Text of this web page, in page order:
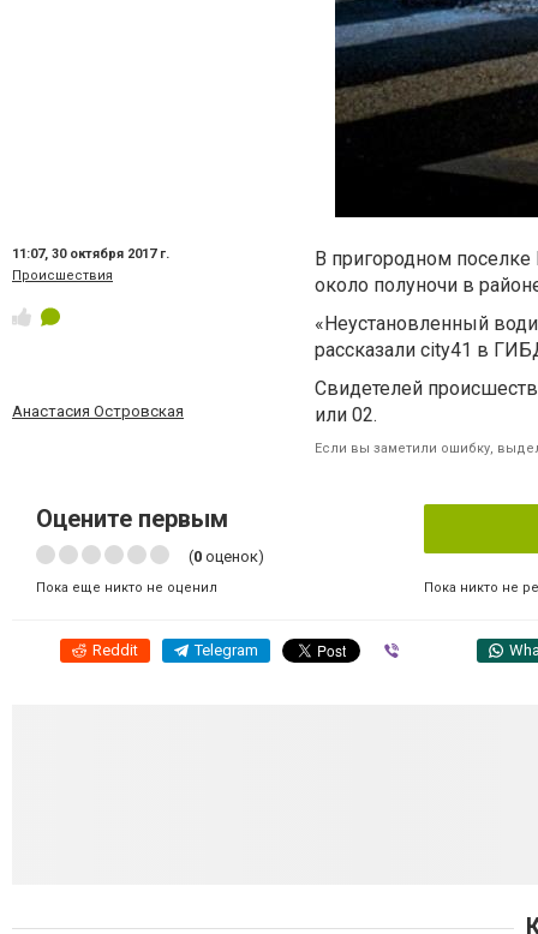
11:07, 30 октября 2017 г.
Происшествия
Анастасия Островская
В пригородном
около полуночи в
«Неустановленный
рассказали city41 в
Свидетелей
или 02.
Если вы заметили ошибку,
Оцените первым
(0 оценок)
Пока еще никто не оценил Пока никто не
Reddit Telegram